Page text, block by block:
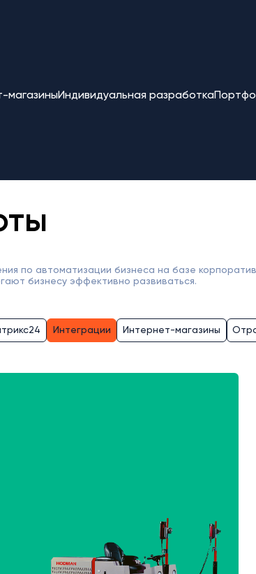
магазиныИндивидуальная разработка
по автоматизации бизнеса на базе
бизнесу эффективно развиваться.
Интеграции Интернет-магазины